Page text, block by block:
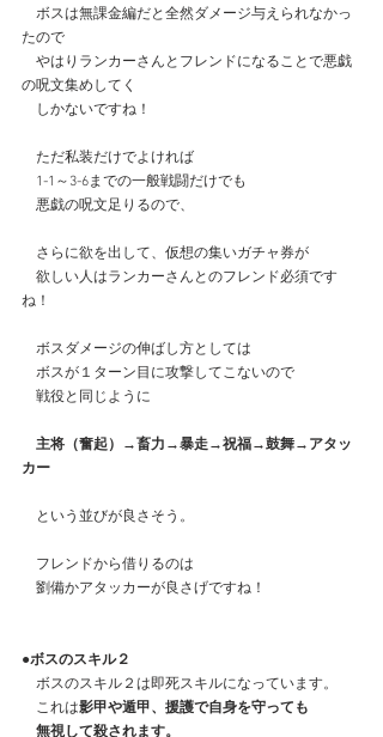
ボスは無課金編だと全然ダメージ与えられなかっ
たので
やはりランカーさんとフレンドになることで悪戯
の呪文集めしてく
しかないですね！
ただ私装だけでよければ
1-1～3-6までの一般戦闘だけでも
悪戯の呪文足りるので、
さらに欲を出して、仮想の集いガチャ券が
欲しい人はランカーさんとのフレンド必須です
ね！
ボスダメージの伸ばし方としては
ボスが１ターン目に攻撃してこないので
戦役と同じように
主将（奮起）→畜力→暴走→祝福→鼓舞→アタッ
カー
という並びが良さそう。
フレンドから借りるのは
劉備かアタッカーが良さげですね！
●ボスのスキル２
ボスのスキル２は即死スキルになっています。
これは影甲や遁甲、援護で自身を守っても
無視して殺されます。